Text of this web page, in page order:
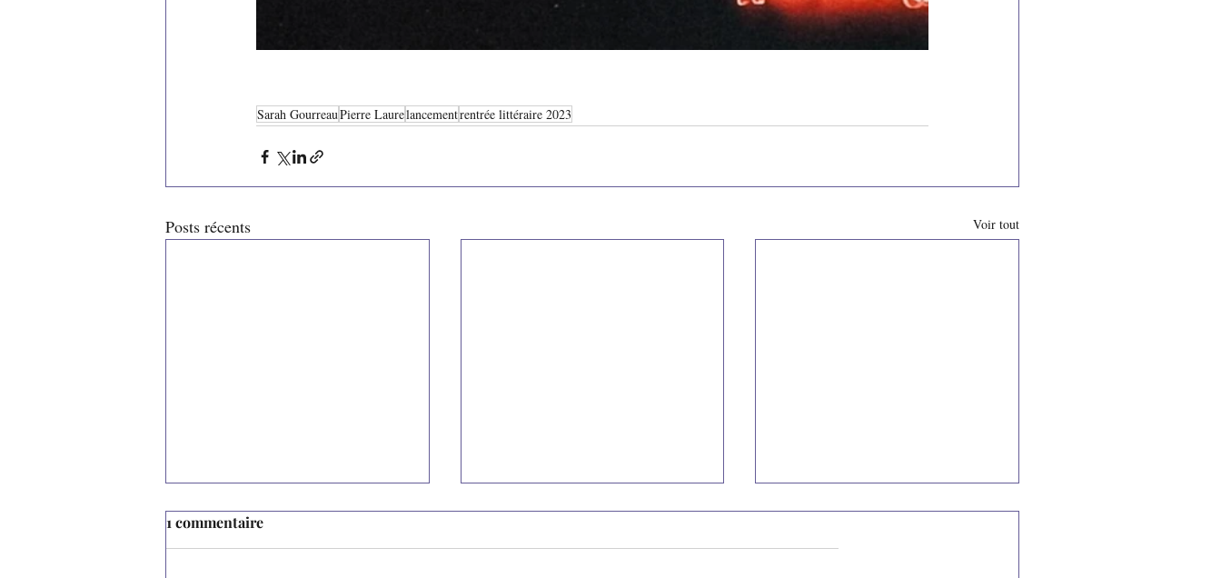
Sarah GourreauPierre Laurelancementrentrée littéraire 2023
Posts récents Voir tout
1 commentaire